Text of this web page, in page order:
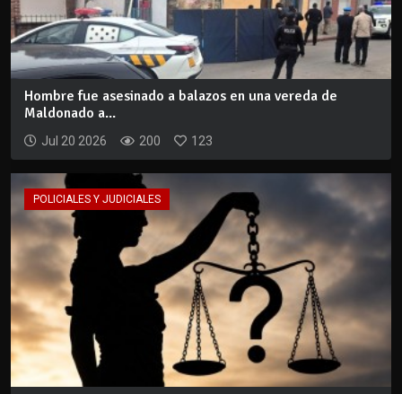
Hombre fue asesinado a balazos en una vereda de
Maldonado a...
Jul 20 2026 200 123
POLICIALES Y JUDICIALES